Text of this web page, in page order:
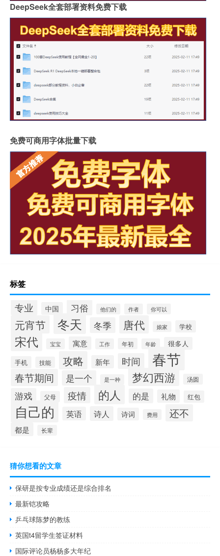
DeepSeek全套部署资料免费下载
免费可商用字体批量下载
标签
专业 中国 习俗 他们的 作者 你可以
元宵节 冬天 冬季 唐代 娘家 学校
宋代 宝宝 寓意 工作 年初 年龄 很多人
手机 技能 攻略 新年 时间 春节
春节期间 是一个 是一种 梦幻西游 汤圆
游戏 父母 疫情 的人 的是 礼物 红包
自己的 英语 诗人 诗词 费用 还不
都是 长辈
猜你想看的文章
保研是按专业成绩还是综合排名
最新铠攻略
乒乓球陈梦的教练
英国t4留学生签证材料
国际评论员杨杨多大年纪